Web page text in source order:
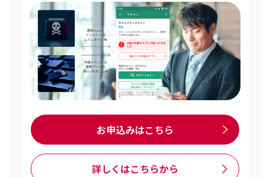
お申込みはこちら
詳しくはこちらから